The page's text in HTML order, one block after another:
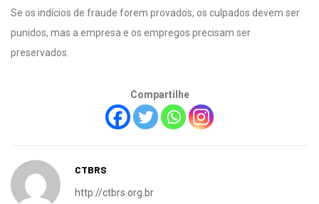
Se os indícios de fraude forem provados, os culpados devem ser
punidos, mas a empresa e os empregos precisam ser
preservados.
Compartilhe
CTBRS
http://ctbrs.org.br